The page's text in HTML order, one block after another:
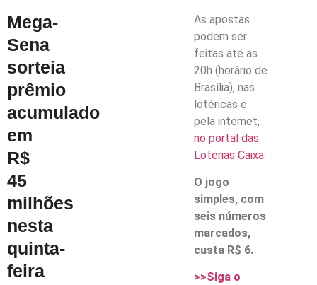
Mega-
Sena
sorteia
prêmio
acumulado
em
R$
45
milhões
nesta
quinta-
feira
As apostas
podem ser
feitas até as
20h (horário de
Brasília), nas
lotéricas e
pela internet,
no portal das
Loterias Caixa.
O jogo
simples, com
seis números
marcados,
custa R$ 6.
>>Siga o